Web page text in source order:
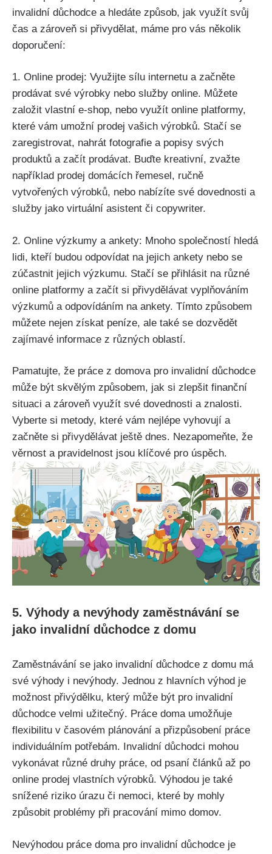
invalidní důchodce a hledáte způsob, jak využít svůj
čas a zároveň si přivydělat, máme pro vás několik
doporučení:
1. Online prodej: Využijte sílu internetu a začněte
prodávat své výrobky nebo služby online. Můžete
založit vlastní e-shop, nebo využít online platformy,
které vám umožní prodej vašich výrobků. Stačí se
zaregistrovat, nahrát fotografie a popisy svých
produktů a začít prodávat. Buďte kreativní, zvažte
například prodej domácích řemesel, ručně
vytvořených výrobků, nebo nabízíte své dovednosti a
služby jako virtuální asistent či copywriter.
2. Online výzkumy a ankety: Mnoho společností hledá
lidi, kteří budou odpovídat na jejich ankety nebo se
zúčastnit jejich výzkumu. Stačí se přihlásit na různé
online platformy a začít si přivydělávat vyplňováním
výzkumů a odpovídáním na ankety. Tímto způsobem
můžete nejen získat peníze, ale také se dozvědět
zajímavé informace z různých oblastí.
Pamatujte, že práce z domova pro invalidní důchodce
může být skvělým způsobem, jak si zlepšit finanční
situaci a zároveň využít své dovednosti a znalosti.
Vyberte si metody, které vám nejlépe vyhovují a
začněte si přivydělávat ještě dnes. Nezapomeňte, že
věrnost a pravidelnost jsou klíčové pro úspěch.
5. Výhody a nevýhody zaměstnávání se
jako invalidní důchodce z domu
Zaměstnávání se jako invalidní důchodce z domu má
své výhody i nevýhody. Jednou z hlavních výhod je
možnost přivýdělku, který může být pro invalidní
důchodce velmi užitečný. Práce doma umožňuje
flexibilitu v časovém plánování a přizpůsobení práce
individuálním potřebám. Invalidní důchodci mohou
vykonávat různé druhy práce, od psaní článků až po
online prodej vlastních výrobků. Výhodou je také
snížené riziko úrazu či nemoci, které by mohly
způsobit problémy při pracování mimo domov.
Nevýhodou práce doma pro invalidní důchodce je